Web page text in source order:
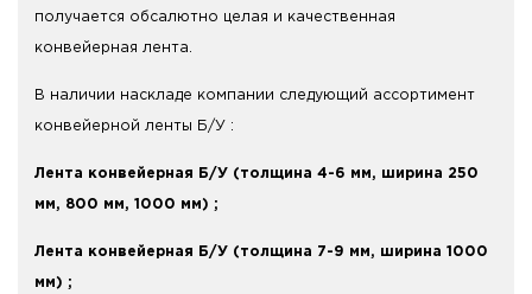
получается обсалютно целая и качественная
конвейерная лента.
В наличии наскладе компании следующий ассортимент
конвейерной ленты Б/У :
Лента конвейерная Б/У (толщина 4-6 мм, ширина 250
мм, 800 мм, 1000 мм) ;
Лента конвейерная Б/У (толщина 7-9 мм, ширина 1000
мм) ;